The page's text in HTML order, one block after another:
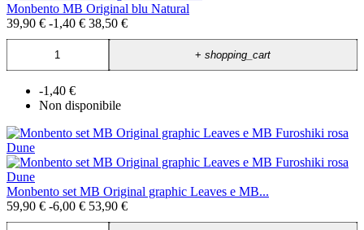
Monbento MB Original blu Natural
39,90 € -1,40 € 38,50 €
+shopping_cart
-1,40 €
Non disponibile
Monbento set MB Original graphic Leaves e MB...
59,90 € -6,00 € 53,90 €